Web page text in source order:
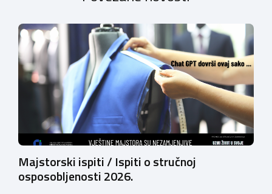
Majstorski ispiti / Ispiti o stručnoj
osposobljenosti 2026.